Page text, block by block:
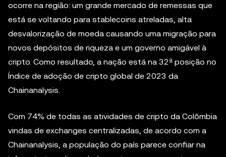
ocorre na região: um grande mercado de remessas que
está se voltando para stablecoins atreladas, alta
desvalorização de moeda causando uma migração para
novos depósitos de riqueza e um governo amigável à
cripto. Como resultado, a nação está na 32ª posição no
Índice de adoção de cripto global de 2023 da
Chainanalysis.
Com 74% de todas as atividades de cripto da Colômbia
vindas de exchanges centralizadas, de acordo com a
Chainanalysis, a população do país parece confiar na